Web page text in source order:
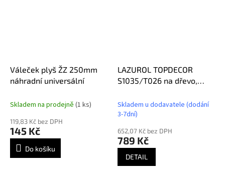
Váleček plyš ŽZ 250mm
náhradní universální
Skladem na prodejně (1 ks)
119,83 Kč bez DPH
145 Kč
Do košíku
LAZUROL TOPDECOR
S1035/T026 na dřevo,
2,5l
Skladem u dodavatele (dodání
3-7dní)
652,07 Kč bez DPH
789 Kč
DETAIL